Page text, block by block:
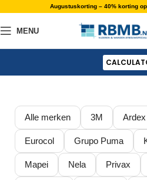
Augustuskorting – 40% korting
MENU
Alle merken 3M Ardex
Eurocol Grupo Puma
Mapei Nela Privax